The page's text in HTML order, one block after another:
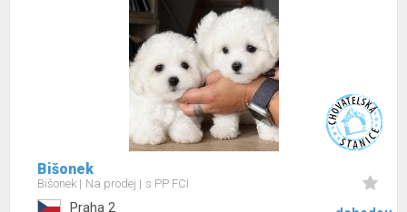
Bišonek
Bišonek Na prodej s PP FCI
Praha 2